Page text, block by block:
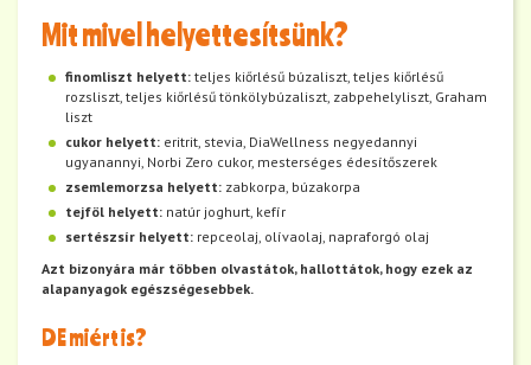
Mit mivel helyettesítsünk?
finomliszt helyett: teljes kiőrlésű búzaliszt, teljes kiőrlésű
rozsliszt, teljes kiőrlésű tönkölybúzaliszt, zabpehelyliszt, Graham
liszt
cukor helyett: eritrit, stevia, DiaWellness negyedannyi
ugyanannyi, Norbi Zero cukor, mesterséges édesítőszerek
zsemlemorzsa helyett: zabkorpa, búzakorpa
tejföl helyett: natúr joghurt, kefír
sertészsír helyett: repceolaj, olívaolaj, napraforgó olaj
Azt bizonyára már többen olvastátok, hallottátok, hogy ezek az
alapanyagok egészségesebbek.
DE miért is?